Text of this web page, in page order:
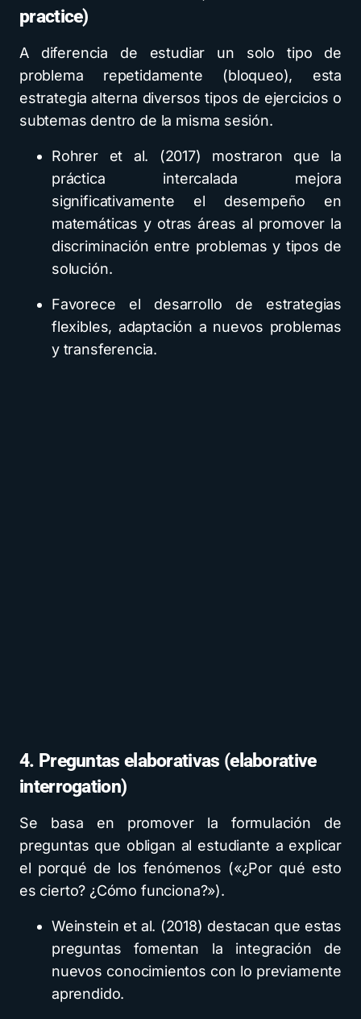
practice)
A diferencia de estudiar un solo tipo de
problema repetidamente (bloqueo), esta
estrategia alterna diversos tipos de ejercicios o
subtemas dentro de la misma sesión.
Rohrer et al. (2017) mostraron que la
práctica intercalada mejora
significativamente el desempeño en
matemáticas y otras áreas al promover la
discriminación entre problemas y tipos de
solución.
Favorece el desarrollo de estrategias
flexibles, adaptación a nuevos problemas
y transferencia.
4. Preguntas elaborativas (elaborative
interrogation)
Se basa en promover la formulación de
preguntas que obligan al estudiante a explicar
el porqué de los fenómenos («¿Por qué esto
es cierto? ¿Cómo funciona?»).
Weinstein et al. (2018) destacan que estas
preguntas fomentan la integración de
nuevos conocimientos con lo previamente
aprendido.